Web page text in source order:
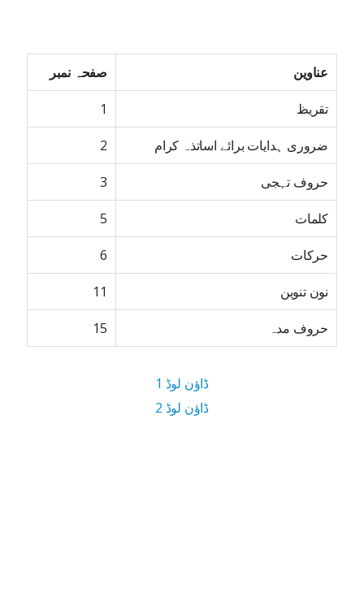
عناوین صفحہ نمبر
تقریظ 1
ضروری ہدایات برائے اساتذہ کرام 2
حروف تہجی 3
کلمات 5
حرکات 6
نون تنوین 11
حروف مدہ 15
ڈاؤن لوڈ 1
ڈاؤن لوڈ 2